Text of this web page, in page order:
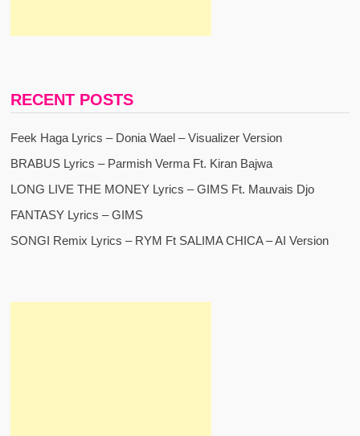
RECENT POSTS
Feek Haga Lyrics – Donia Wael – Visualizer Version
BRABUS Lyrics – Parmish Verma Ft. Kiran Bajwa
LONG LIVE THE MONEY Lyrics – GIMS Ft. Mauvais Djo
FANTASY Lyrics – GIMS
SONGI Remix Lyrics – RYM Ft SALIMA CHICA – AI Version